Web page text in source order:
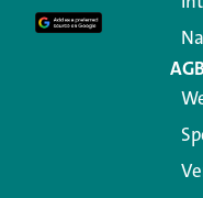
Kommentar